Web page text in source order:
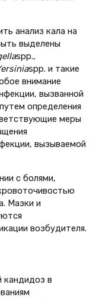
анализ кала на
выделены
spp.,
spp. и такие
внимание
вызванной
определения
меры
вызываемой
с болями,
Мазки и
возбудителя.
кандидоз в